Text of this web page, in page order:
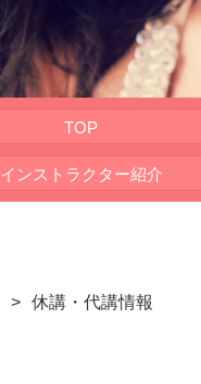
TOP
インストラクター紹介
休講・代講情報